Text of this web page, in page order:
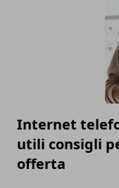
Internet
utili consigli
offerta